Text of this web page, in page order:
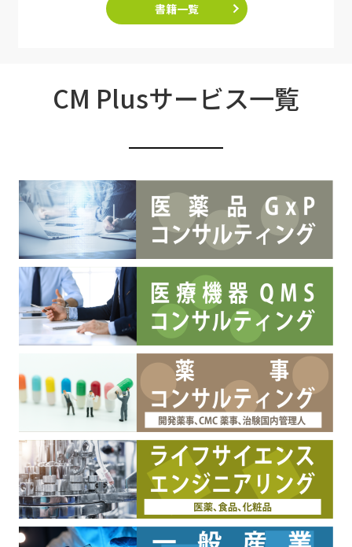
書籍一覧
CM Plusサービス一覧